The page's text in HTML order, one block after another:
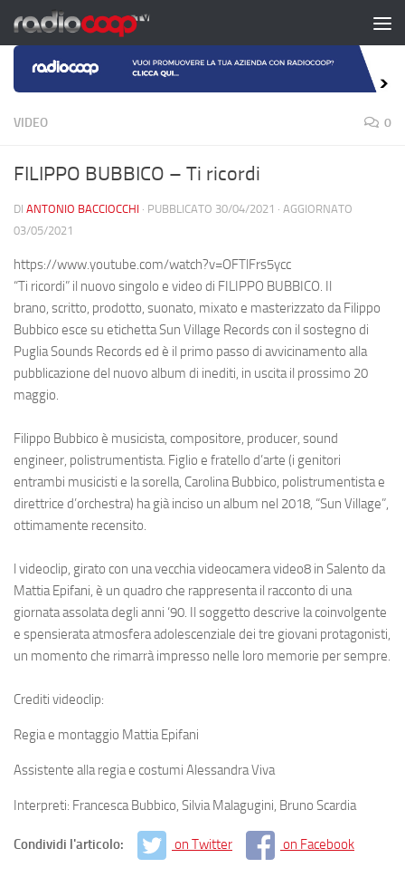
Salta al contenuto
VIDEO 0
FILIPPO BUBBICO – Ti ricordi
DI ANTONIO BACCIOCCHI · PUBBLICATO 30/04/2021 · AGGIORNATO
03/05/2021
https://www.youtube.com/watch?v=OFTlFrs5ycc
“Ti ricordi” il nuovo singolo e video di FILIPPO BUBBICO. Il
brano, scritto, prodotto, suonato, mixato e masterizzato da Filippo
Bubbico esce su etichetta Sun Village Records con il sostegno di
Puglia Sounds Records ed è il primo passo di avvicinamento alla
pubblicazione del nuovo album di inediti, in uscita il prossimo 20
maggio.
Filippo Bubbico è musicista, compositore, producer, sound
engineer, polistrumentista. Figlio e fratello d’arte (i genitori
entrambi musicisti e la sorella, Carolina Bubbico, polistrumentista e
direttrice d’orchestra) ha già inciso un album nel 2018, “Sun Village”,
ottimamente recensito.
l videoclip, girato con una vecchia videocamera video8 in Salento da
Mattia Epifani, è un quadro che rappresenta il racconto di una
giornata assolata degli anni ‘90. Il soggetto descrive la coinvolgente
e spensierata atmosfera adolescenziale dei tre giovani protagonisti,
un momento che rimarrà impresso nelle loro memorie per sempre.
Crediti videoclip:
Regia e montaggio Mattia Epifani
Assistente alla regia e costumi Alessandra Viva
Interpreti: Francesca Bubbico, Silvia Malagugini, Bruno Scardia
Condividi l'articolo: on Twitter on Facebook